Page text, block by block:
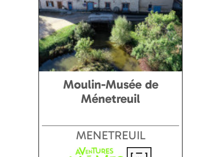
Moulin-Musée de
Ménetreuil
MENETREUIL